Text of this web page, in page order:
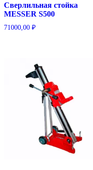
Сверлильная стойка
MESSER S500
71000,00 ₽